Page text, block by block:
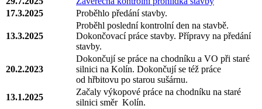
17.3.2025
Proběhlo předání stavby.
13.3.2025
Proběhl poslední kontrolní den na stavbě.
Dokončovací práce stavby. Přípravy na předání
stavby.
20.2.2023
Dokončují se práce na chodníku a VO při staré
silnici na Kolín. Dokončují se též práce
od hřbitovu po starou sušárnu.
13.1.2025
Začaly výkopové práce na chodníku na staré
silnici směr Kolín.